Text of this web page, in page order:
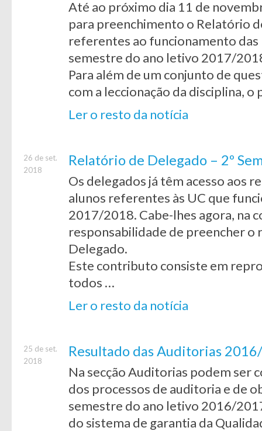
Até ao próximo dia 11 de
para preenchimento o Relatório
referentes ao funcionamento
semestre do ano letivo 2017/
Para além de um conjunto de
com a leccionação da disciplina,
Ler o resto da notícia
26 de set.
2018
Relatório de Delegado – 2º
Os delegados já têm acesso aos
alunos referentes às UC que
2017/2018. Cabe-lhes agora, na
responsabilidade de preencher
Delegado.
Este contributo consiste em
todos …
Ler o resto da notícia
25 de set.
2018
Resultado das Auditorias
Na secção Auditorias podem ser
dos processos de auditoria e de
semestre do ano letivo 2016/
do sistema de garantia da